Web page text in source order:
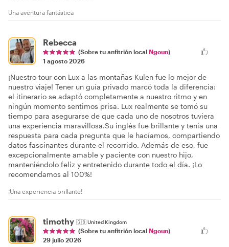
Una aventura fantástica
Rebecca
(Sobre tu anfitrión local Ngoun)
1 agosto 2026
¡Nuestro tour con Lux a las montañas Kulen fue lo mejor de
nuestro viaje! Tener un guía privado marcó toda la diferencia:
el itinerario se adaptó completamente a nuestro ritmo y en
ningún momento sentimos prisa. Lux realmente se tomó su
tiempo para asegurarse de que cada uno de nosotros tuviera
una experiencia maravillosa. ​Su inglés fue brillante y tenía una
respuesta para cada pregunta que le hacíamos, compartiendo
datos fascinantes durante el recorrido. Además de eso, fue
excepcionalmente amable y paciente con nuestro hijo,
manteniéndolo feliz y entretenido durante todo el día. ¡Lo
recomendamos al 100%!
¡Una experiencia brillante!
timothy 🇬🇧United Kingdom
(Sobre tu anfitrión local Ngoun)
29 julio 2026